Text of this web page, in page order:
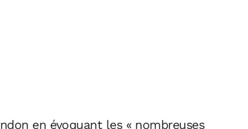
en évoquant les « nombreuses